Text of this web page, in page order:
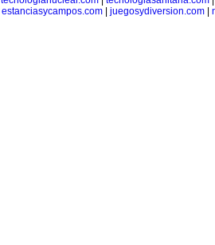
estanciasycampos.com| juegosydiversion.com|